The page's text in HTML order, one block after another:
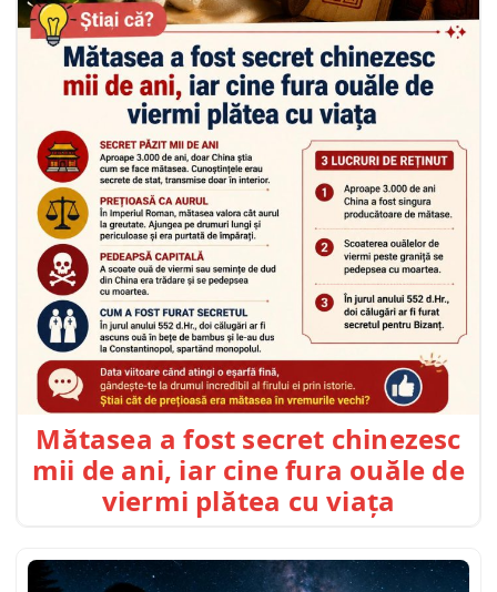
Mătasea a fost secret chinezesc
mii de ani, iar cine fura ouăle de
viermi plătea cu viața